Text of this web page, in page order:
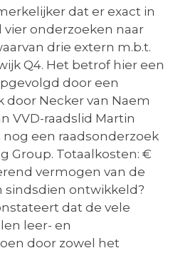
dat er exact in
onderzoeken naar
drie extern m.b.t.
Q4. Het betrof hier een
door een
Necker van Naem
VVD-raadslid Martin
een raadsonderzoek
Group. Totaalkosten: €
vermogen van de
sindsdien ontwikkeld?
dat de vele
leer- en
door zowel het